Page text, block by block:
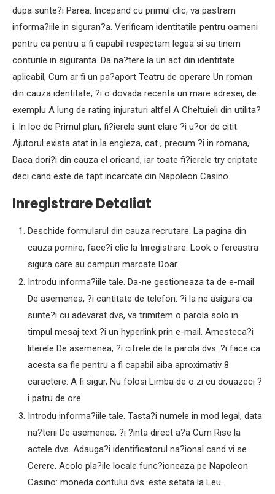
dupa sunte?i Parea. Incepand cu primul clic, va pastram
informa?iile in siguran?a. Verificam identitatile pentru oameni
pentru ca pentru a fi capabil respectam legea si sa tinem
conturile in siguranta. Da na?tere la un act din identitate
aplicabil, Cum ar fi un pa?aport Teatru de operare Un roman
din cauza identitate, ?i o dovada recenta un mare adresei, de
exemplu A lung de rating injuraturi altfel A Cheltuieli din utilita?
i. In loc de Primul plan, fi?ierele sunt clare ?i u?or de citit.
Ajutorul exista atat in la engleza, cat , precum ?i in romana,
Daca dori?i din cauza el oricand, iar toate fi?ierele try criptate
deci cand este de fapt incarcate din Napoleon Casino.
Inregistrare Detaliat
Deschide formularul din cauza recrutare. La pagina din
cauza pornire, face?i clic la Inregistrare. Look o fereastra
sigura care au campuri marcate Doar.
Introdu informa?iile tale. Da-ne gestioneaza ta de e-mail
De asemenea, ?i cantitate de telefon. ?i la ne asigura ca
sunte?i cu adevarat dvs, va trimitem o parola solo in
timpul mesaj text ?i un hyperlink prin e-mail. Amesteca?i
literele De asemenea, ?i cifrele de la parola dvs. ?i face ca
acesta sa fie pentru a fi capabil aiba aproximativ 8
caractere. A fi sigur, Nu folosi Limba de o zi cu douazeci ?
i patru de ore.
Introdu informa?iile tale. Tasta?i numele in mod legal, data
na?terii De asemenea, ?i ?inta direct a?a Cum Rise la
actele dvs. Adauga?i identificatorul na?ional cand vi se
Cerere. Acolo pla?ile locale func?ioneaza pe Napoleon
Casino: moneda contului dvs. este setata la Leu.